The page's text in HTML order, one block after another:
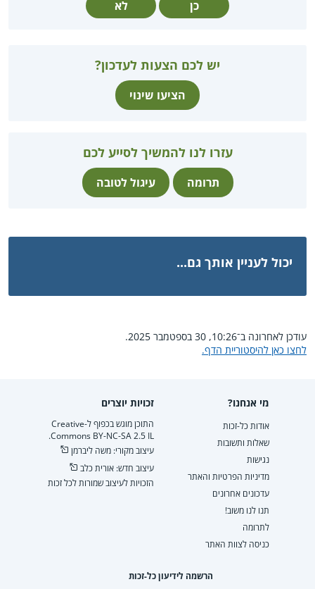
כן לא
יש לכם הצעות לעדכון?
הציעו שינוי
עזרו לנו להמשיך לסייע לכם
תרומה עיגול לטובה
יכול לעניין אותך גם...
עודכן לאחרונה ב־10:26, 30 בספטמבר 2025.
לחצו כאן להיסטוריית הדף.
מי אנחנו?
אודות כל-זכות
שאלות ותשובות
נגישות
מדיניות הפרטיות והאתר
עדכונים אחרונים
תנו לנו משוב!
לתרומה
כניסה לצוות האתר
זכויות יוצרים
התוכן מוגש בכפוף ל-Creative
Commons BY-NC-SA 2.5 IL.
עיצוב מקורי: משה ליברמן
עיצוב חדש: אורית כלב
הזכויות לעיצוב שמורות לכל זכות
הרשמה לידיעון כל-זכות